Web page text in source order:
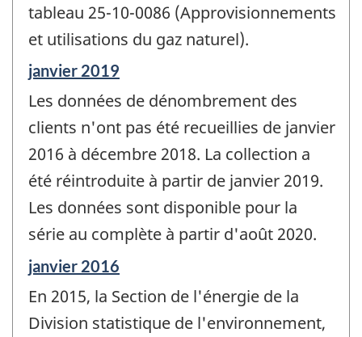
tableau 25-10-0086 (Approvisionnements
et utilisations du gaz naturel).
Période
référence
de
-
janvier 2019
Les données de dénombrement des
clients n'ont pas été recueillies de janvier
2016 à décembre 2018. La collection a
été réintroduite à partir de janvier 2019.
Les données sont disponible pour la
série au complète à partir d'août 2020.
Période
référence
de
janvier 2016
En 2015, la Section de l'énergie de la
Division statistique de l'environnement,